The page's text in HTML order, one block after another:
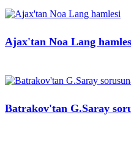
Ajax'tan Noa Lang
Batrakov'tan G.Saray